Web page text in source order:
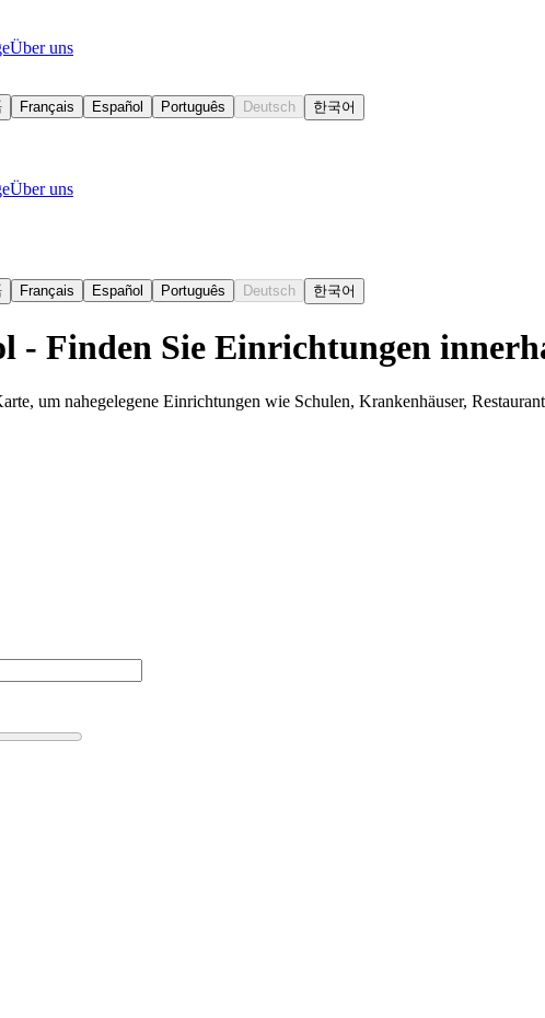
Über uns
Français Español Português Deutsch 한국어
Über uns
Français Español Português Deutsch 한국어
- Finden Sie Einrichtungen
um nahegelegene Einrichtungen wie Schulen, Krankenhäuser,